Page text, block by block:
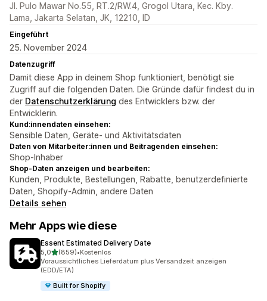
Jl. Pulo Mawar No.55, RT.2/RW.4, Grogol Utara, Kec. Kby.
Lama, Jakarta Selatan, JK, 12210, ID
Eingeführt
25. November 2024
Datenzugriff
Damit diese App in deinem Shop funktioniert, benötigt sie
Zugriff auf die folgenden Daten. Die Gründe dafür findest du in
der Datenschutzerklärung des Entwicklers bzw. der
Entwicklerin.
Kund:innendaten einsehen:
Sensible Daten, Geräte- und Aktivitätsdaten
Daten von Mitarbeiter:innen und Beitragenden einsehen:
Shop-Inhaber
Shop-Daten anzeigen und bearbeiten:
Kunden, Produkte, Bestellungen, Rabatte, benutzerdefinierte
Daten, Shopify-Admin, andere Daten
Details sehen
Mehr Apps wie diese
Essent Estimated Delivery Date
5,0von 5 Sternen
(859)
859 Rezensionen insgesamt
•Kostenlos
Voraussichtliches Lieferdatum plus Versandzeit anzeigen
(EDD/ETA)
Built for Shopify